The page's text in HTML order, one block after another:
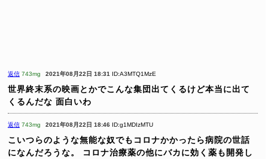
返信 743mg 2021年08月22日 18:31 ID:A3MTQ1MzE
世界終末系の映画とかでこんな集団出てくるけど本当に出て
くるんだな 面白いわ
返信 743mg 2021年08月22日 18:46 ID:g1MDIzMTU
こいつらのような無能な奴でもコロナかかったら病院の世話
になんだろうな。
コロナ治療薬の他にバカに効く薬も開発し